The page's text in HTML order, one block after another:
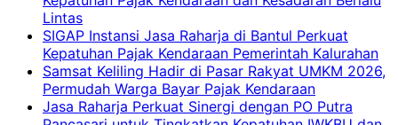
Lintas
SIGAP Instansi Jasa Raharja di Bantul Perkuat
Kepatuhan Pajak Kendaraan Pemerintah Kalurahan
Samsat Keliling Hadir di Pasar Rakyat UMKM 2026,
Permudah Warga Bayar Pajak Kendaraan
Jasa Raharja Perkuat Sinergi dengan PO Putra